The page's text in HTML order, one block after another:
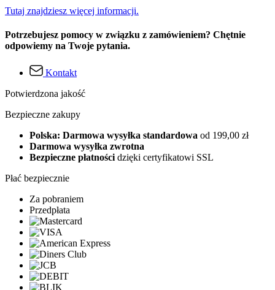
Tutaj znajdziesz więcej informacji.
Potrzebujesz pomocy w związku z zamówieniem? Chętnie
odpowiemy na Twoje pytania.
Kontakt
Potwierdzona jakość
Bezpieczne zakupy
Polska: Darmowa wysyłka standardowa od 199,00 zł
Darmowa wysyłka zwrotna
Bezpieczne płatności dzięki certyfikatowi SSL
Płać bezpiecznie
Za pobraniem
Przedpłata